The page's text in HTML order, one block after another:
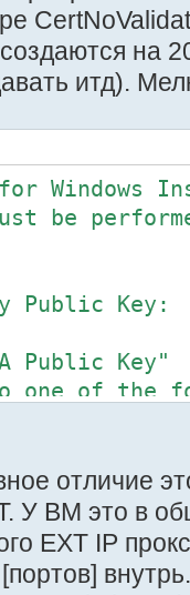
на
итд).
Windows
be
Public Key:
Public Key"
one of the
Proxy
отличие
У BM это в
EXT IP